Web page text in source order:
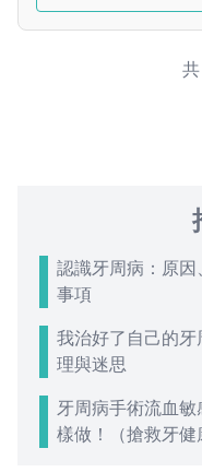
認識牙周病：原
事項
我治好了自己的
理與迷思
牙周病手術流血
樣做！（搶救牙健